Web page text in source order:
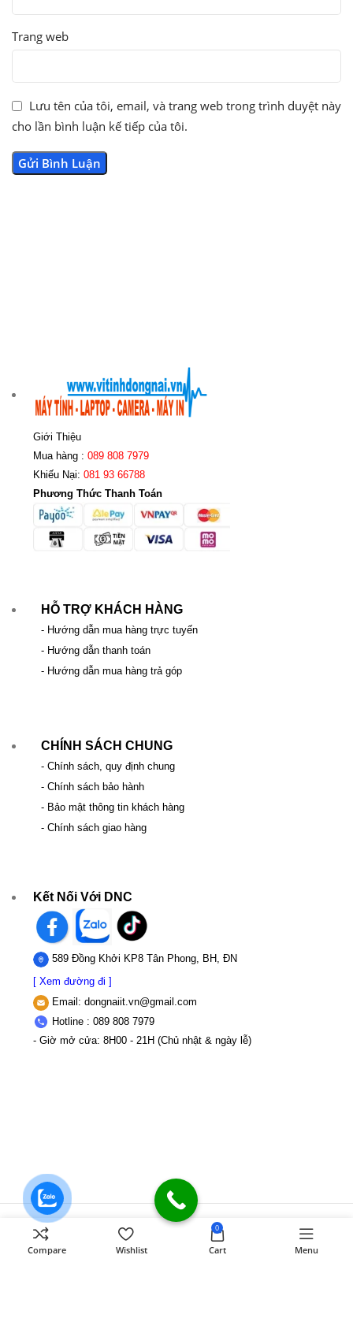
Trang web
Lưu tên của tôi, email, và trang web trong trình duyệt này
cho lần bình luận kế tiếp của tôi.
Giới Thiệu
Mua hàng : 089 808 7979
Khiếu Nại: 081 93 66788
Phương Thức Thanh Toán
HỖ TRỢ KHÁCH HÀNG
- Hướng dẫn mua hàng trực tuyến
- Hướng dẫn thanh toán
- Hướng dẫn mua hàng trả góp
CHÍNH SÁCH CHUNG
- Chính sách, quy định chung
- Chính sách bảo hành
- Bảo mật thông tin khách hàng
- Chính sách giao hàng
Kết Nối Với DNC
589 Đồng Khởi KP8 Tân Phong, BH, ĐN
[ Xem đường đi ]
Email: dongnaiit.vn@gmail.com
Hotline : 089 808 7979
- Giờ mở cửa: 8H00 - 21H (Chủ nhật & ngày lễ)
CÔNG TY TNHH VI TÍNH ĐỒNG NAI
589,Đồng Khởi, KP8, P.Tân Triều, Tỉnh
Đồng Nai
MST: 3603507123 Sở Kế
Compare Wishlist
0
Cart Menu